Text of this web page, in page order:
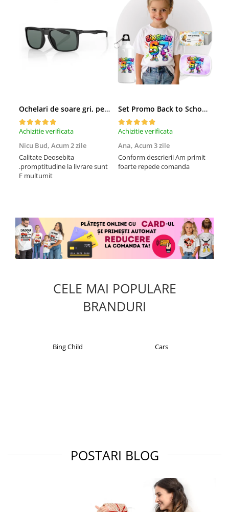
Ochelari de soare gri, pentru barbati, Daniel Klein Sunglasses, DK3250-2
Achizitie verificata
Nicu Bud, Acum 2 zile
Calitate Deosebita
.promptitudine la livrare sunt
F multumit
Set Promo Back to School Six Seven 67 – Tricou + Cutie + Bidon Personalizat pentru copilul tău
Achizitie verificata
Ana, Acum 3 zile
Conform descrierii Am primit
foarte repede comanda
CELE MAI POPULARE
BRANDURI
Bing Child Cars
POSTARI BLOG